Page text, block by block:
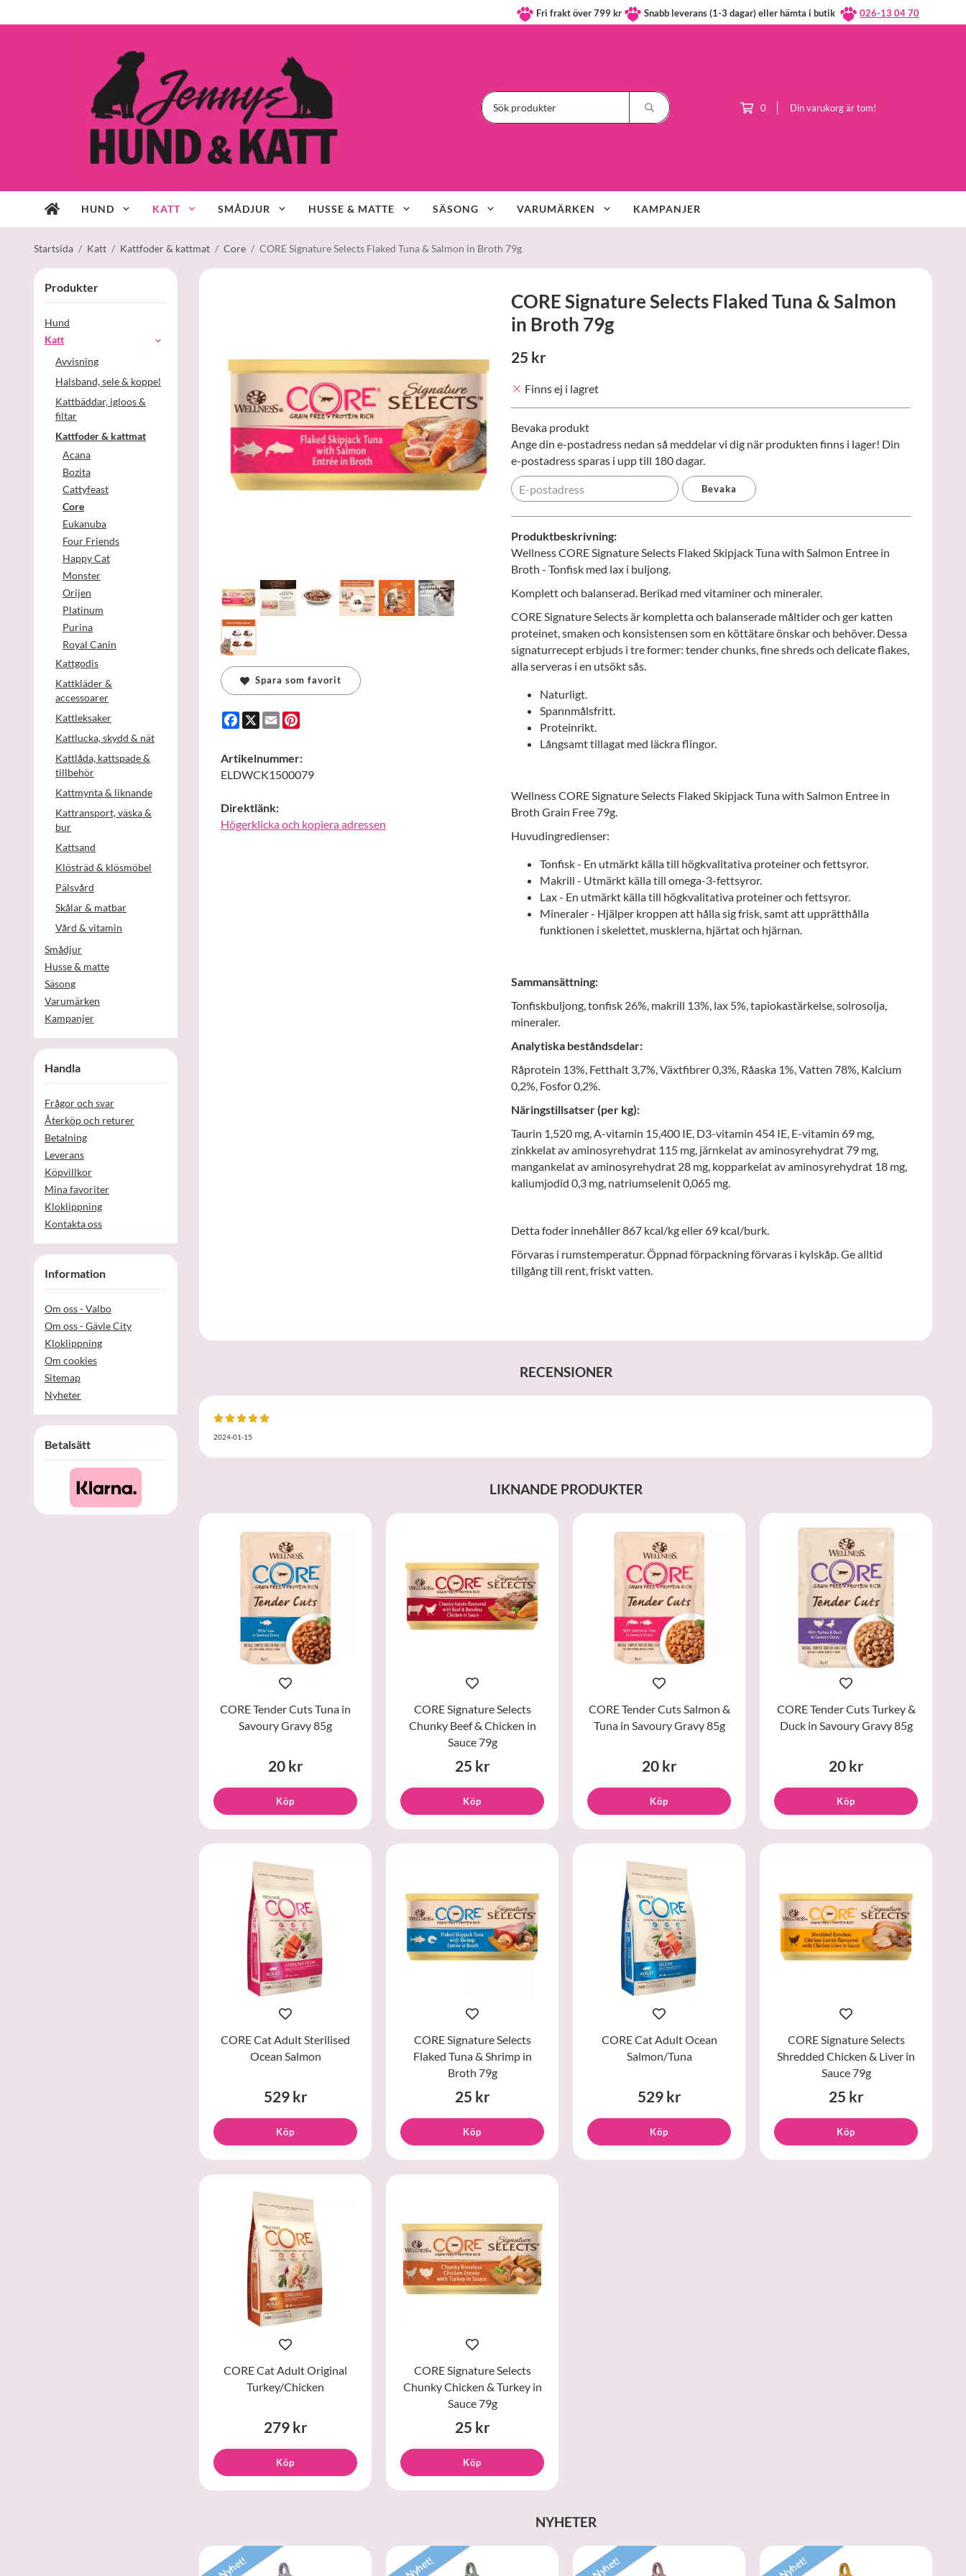
Fri frakt över 799 kr Snabb leverans (1-3 dagar) eller hämta i butik 026-13 04 70
0 Din varukorg är tom!
HUND KATT SMÅDJUR HUSSE & MATTE SÄSONG VARUMÄRKEN KAMPANJER
Startsida / Katt / Kattfoder & kattmat / Core / CORE Signature Selects Flaked Tuna & Salmon in Broth 79g
Produkter
Hund
Katt
Avvisning
Halsband, sele & koppel
Kattbäddar, igloos &
filtar
Kattfoder & kattmat
Acana
Bozita
Cattyfeast
Core
Eukanuba
Four Friends
Happy Cat
Monster
Orijen
Platinum
Purina
Royal Canin
Kattgodis
Kattkläder &
accessoarer
Kattleksaker
Kattlucka, skydd & nät
Kattlåda, kattspade &
tillbehör
Kattmynta & liknande
Kattransport, väska &
bur
Kattsand
Klösträd & klösmöbel
Pälsvård
Skålar & matbar
Vård & vitamin
Smådjur
Husse & matte
Säsong
Varumärken
Kampanjer
Handla
Frågor och svar
Återköp och returer
Betalning
Leverans
Köpvillkor
Mina favoriter
Kloklippning
Kontakta oss
Information
Om oss - Valbo
Om oss - Gävle City
Kloklippning
Om cookies
Sitemap
Nyheter
Betalsätt
CORE Signature Selects Flaked Tuna & Salmon
in Broth 79g
25 kr
Finns ej i lagret
Bevaka produkt
Ange din e-postadress nedan så meddelar vi dig när produkten finns i lager! Din
e-postadress sparas i upp till 180 dagar.
Bevaka
Produktbeskrivning:
Wellness CORE Signature Selects Flaked Skipjack Tuna with Salmon Entree in
Broth - Tonfisk med lax i buljong.
Komplett och balanserad. Berikad med vitaminer och mineraler.
CORE Signature Selects är kompletta och balanserade måltider och ger katten
proteinet, smaken och konsistensen som en köttätare önskar och behöver. Dessa
signaturrecept erbjuds i tre former: tender chunks, fine shreds och delicate flakes,
alla serveras i en utsökt sås.
Naturligt.
Spannmålsfritt.
Proteinrikt.
Långsamt tillagat med läckra flingor.
Wellness CORE Signature Selects Flaked Skipjack Tuna with Salmon Entree in
Broth Grain Free 79g.
Huvudingredienser:
Tonfisk - En utmärkt källa till högkvalitativa proteiner och fettsyror.
Makrill - Utmärkt källa till omega-3-fettsyror.
Lax - En utmärkt källa till högkvalitativa proteiner och fettsyror.
Mineraler - Hjälper kroppen att hålla sig frisk, samt att upprätthålla
funktionen i skelettet, musklerna, hjärtat och hjärnan.
Sammansättning:
Tonfiskbuljong, tonfisk 26%, makrill 13%, lax 5%, tapiokastärkelse, solrosolja,
mineraler.
Analytiska beståndsdelar:
Råprotein 13%, Fetthalt 3,7%, Växtfibrer 0,3%, Råaska 1%, Vatten 78%, Kalcium
0,2%, Fosfor 0,2%.
Näringstillsatser (per kg):
Taurin 1,520 mg, A-vitamin 15,400 IE, D3-vitamin 454 IE, E-vitamin 69 mg,
zinkkelat av aminosyrehydrat 115 mg, järnkelat av aminosyrehydrat 79 mg,
mangankelat av aminosyrehydrat 28 mg, kopparkelat av aminosyrehydrat 18 mg,
kaliumjodid 0,3 mg, natriumselenit 0,065 mg.
Detta foder innehåller 867 kcal/kg eller 69 kcal/burk.
Förvaras i rumstemperatur. Öppnad förpackning förvaras i kylskåp. Ge alltid
tillgång till rent, friskt vatten.
Spara som favorit
Facebook
X Email
Artikelnummer:
ELDWCK1500079
Direktlänk:
Högerklicka och kopiera adressen
RECENSIONER
2024-01-15
LIKNANDE PRODUKTER
CORE Tender Cuts Tuna in
Savoury Gravy 85g
20 kr
Köp
CORE Signature Selects
Chunky Beef & Chicken in
Sauce 79g
25 kr
Köp
CORE Tender Cuts Salmon &
Tuna in Savoury Gravy 85g
20 kr
Köp
CORE Tender Cuts Turkey &
Duck in Savoury Gravy 85g
20 kr
Köp
CORE Cat Adult Sterilised
Ocean Salmon
529 kr
Köp
CORE Signature Selects
Flaked Tuna & Shrimp in
Broth 79g
25 kr
Köp
CORE Cat Adult Ocean
Salmon/Tuna
529 kr
Köp
CORE Signature Selects
Shredded Chicken & Liver in
Sauce 79g
25 kr
Köp
CORE Cat Adult Original
Turkey/Chicken
279 kr
Köp
CORE Signature Selects
Chunky Chicken & Turkey in
Sauce 79g
25 kr
Köp
NYHETER
Nyhet! Nyhet! Nyhet! Nyhet!